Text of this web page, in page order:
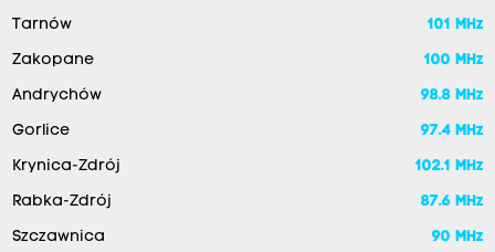
Tarnów 101 MHz
Zakopane 100 MHz
Andrychów 98.8 MHz
Gorlice 97.4 MHz
Krynica-Zdrój 102.1 MHz
Rabka-Zdrój 87.6 MHz
Szczawnica 90 MHz